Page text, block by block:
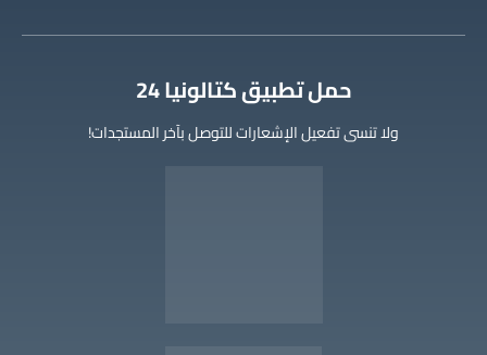
‫حمل تطبيق كتالونيا 24
ولا تنسى تفعيل الإشعارات للتوصل بآخر المستجدات!